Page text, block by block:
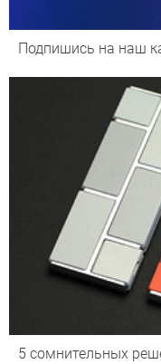
Подпишись на наш
5 сомнительных